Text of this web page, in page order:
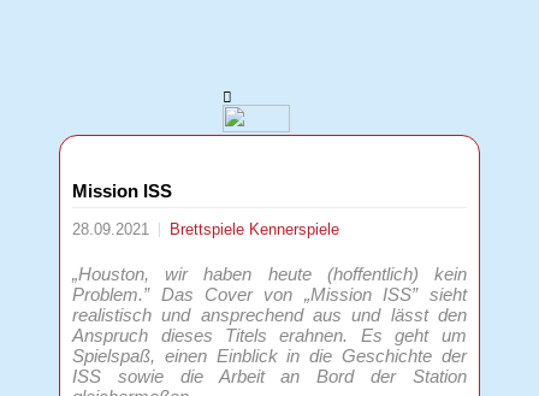
Mission ISS
28.09.2021 Brettspiele Kennerspiele
„Houston, wir haben heute (hoffentlich) kein
Problem.” Das Cover von „Mission ISS” sieht
realistisch und ansprechend aus und lässt den
Anspruch dieses Titels erahnen. Es geht um
Spielspaß, einen Einblick in die Geschichte der
ISS sowie die Arbeit an Bord der Station